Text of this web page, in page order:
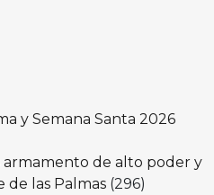
y Semana Santa 2026
de alto poder y
de las Palmas (296)